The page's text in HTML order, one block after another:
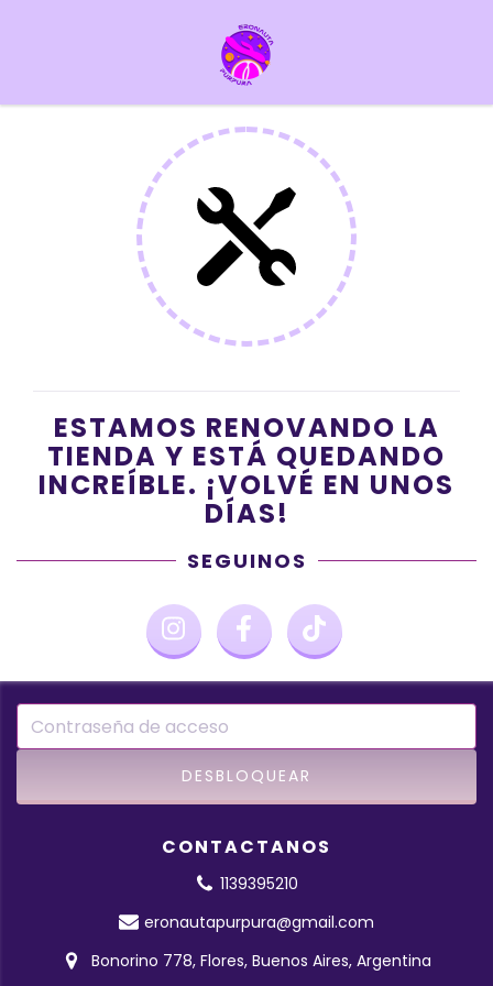
ESTAMOS RENOVANDO LA
TIENDA Y ESTÁ QUEDANDO
INCREÍBLE. ¡VOLVÉ EN UNOS
DÍAS!
SEGUINOS
CONTACTANOS
1139395210
eronautapurpura@gmail.com
Bonorino 778, Flores, Buenos Aires, Argentina